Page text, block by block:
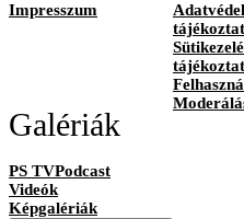
Impresszum
Galériák
PS TVPodcast
Videók
Képgalériák